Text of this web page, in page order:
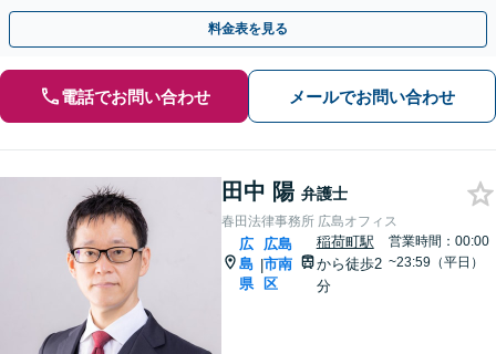
ワークを活かして迅速に対応します。
料金表を見る
電話でお問い合わせ メールでお問い合わせ
田中 陽 弁護士
春田法律事務所 広島オフィス
広
島
県
|
広島
市南
区
稲荷町駅
から徒歩2
分
営業時間：00:00
~23:59（平日）